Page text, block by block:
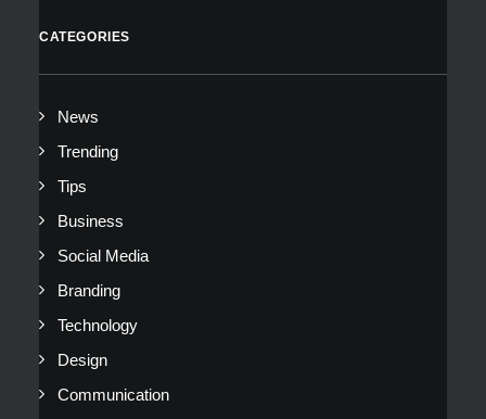
CATEGORIES
News
Trending
Tips
Business
Social Media
Branding
Technology
Design
Communication